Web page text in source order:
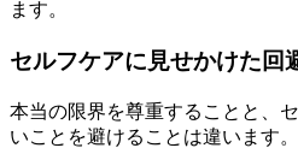
ます。
セルフケアに見せかけた回
本当の限界を尊重することと、
いことを避けることは違います